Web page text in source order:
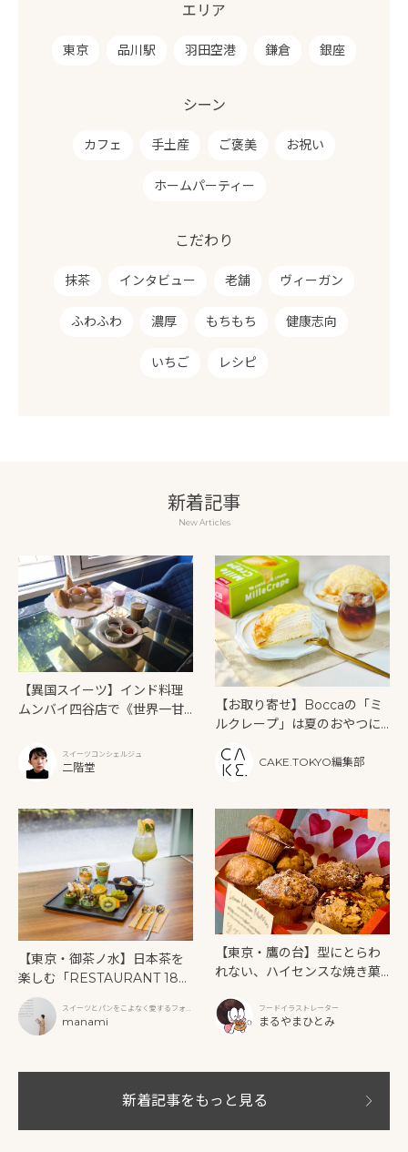
エリア
東京 品川駅 羽田空港 鎌倉 銀座
シーン
カフェ 手土産 ご褒美 お祝い
ホームパーティー
こだわり
抹茶 インタビュー 老舗 ヴィーガン
ふわふわ 濃厚 もちもち 健康志向
いちご レシピ
新着記事
New Articles
【異国スイーツ】インド料理
ムンバイ四谷店で《世界一甘
ー》を味わうスイーツコンシェルジュ
二階堂
【お取り寄せ】Boccaの「ミ
ルクレープ」は夏のおやつに
CAKE.TOKYO編集部
【東京・御茶ノ水】日本茶を
楽しむ「RESTAURANT 189
9 OCHANOMIZU」の抹茶ア
フタヌーンティーと新作クリ
ームソーダ
スイーツとパンをこよなく愛するフォト
グラファー
manami
【東京・鷹の台】型にとらわ
れない、ハイセンスな焼き菓
フードイラストレーター
まるやまひとみ
新着記事をもっと見る